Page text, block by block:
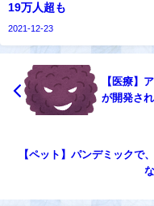
19万人超も
2021-12-23
【医療】
が開発さ
【ペット】パンデミックで